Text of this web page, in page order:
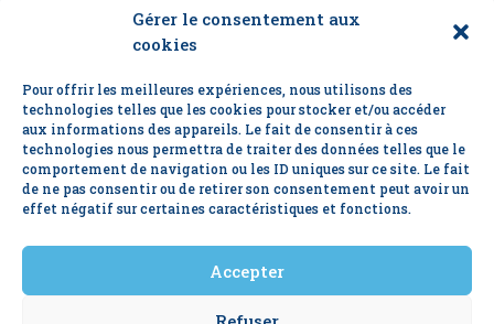
Gérer le consentement aux
cookies
Pour offrir les meilleures expériences, nous utilisons des
technologies telles que les cookies pour stocker et/ou accéder
aux informations des appareils. Le fait de consentir à ces
technologies nous permettra de traiter des données telles que le
comportement de navigation ou les ID uniques sur ce site. Le fait
de ne pas consentir ou de retirer son consentement peut avoir un
effet négatif sur certaines caractéristiques et fonctions.
Accepter
Taxi La Baule
📞 06 07 06 89 34
Taxi Batz-sur-Mer
📞 06 03 98 54 50